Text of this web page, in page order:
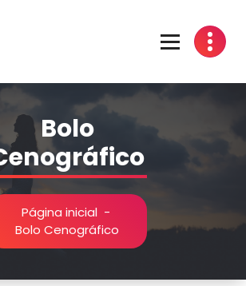
prática no Portal Noivas.
Bolo
Página inicial-
Bolo Cenográfico